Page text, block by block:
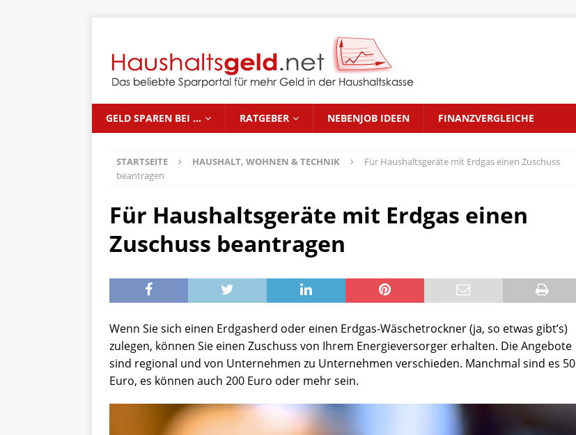
GELD SPAREN BEI … RATGEBER NEBENJOB IDEEN FINANZVERGLEICHE
STARTSEITE HAUSHALT, WOHNEN & TECHNIK
Für Haushaltsgeräte mit Erdgas einen Zuschuss
beantragen
Für Haushaltsgeräte mit Erdgas einen
Zuschuss beantragen
Wenn Sie sich einen Erdgasherd oder einen Erdgas-Wäschetrockner (ja, so etwas gibt’s)
zulegen, können Sie einen Zuschuss von Ihrem Energieversorger erhalten. Die Angebote
sind regional und von Unternehmen zu Unternehmen verschieden. Manchmal sind es 50
Euro, es können auch 200 Euro oder mehr sein.